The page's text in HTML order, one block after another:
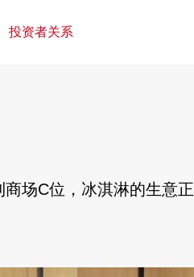
投资者关系
场C位，冰淇淋的生意正